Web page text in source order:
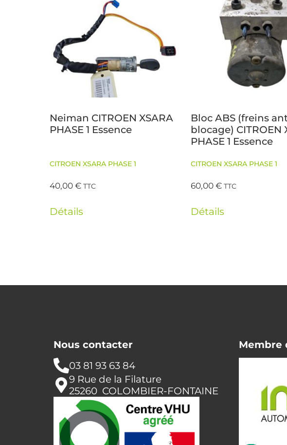
Neiman CITROEN XSARA
PHASE 1 Essence
CITROEN XSARA PHASE 1
40,00€ TTC
Détails
Bloc ABS (freins
blocage) CITROEN
PHASE 1 Essence
CITROEN XSARA PHASE 1
60,00€ TTC
Détails
Nous contacter
03 81 93 63 84
9 Rue de la Filature
25260 COLOMBIER-FONTAINE
Membre